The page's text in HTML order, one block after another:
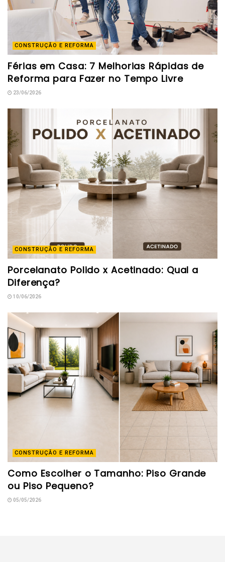
CONSTRUÇÃO E REFORMA
Férias em Casa: 7 Melhorias Rápidas de
Reforma para Fazer no Tempo Livre
23/06/2026
CONSTRUÇÃO E REFORMA
Porcelanato Polido x Acetinado: Qual a
Diferença?
10/06/2026
CONSTRUÇÃO E REFORMA
Como Escolher o Tamanho: Piso Grande
ou Piso Pequeno?
05/05/2026